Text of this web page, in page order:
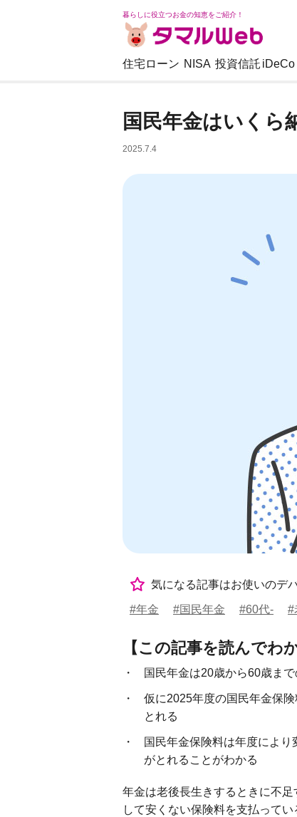
暮らしに役立つお金の知恵をご紹介！
住宅ローン NISA 投資信託 iDeCo
国民年金はいくら
2025.7.4
気になる記事はお使いのデ
#年金 #国民年金 #60代- #
【この記事を読んでわ
国民年金は20歳から60歳ま
仮に2025年度の国民年金保
とれる
国民年金保険料は年度によ
がとれることがわかる
年金は老後長生きするときに不
して安くない保険料を支払って